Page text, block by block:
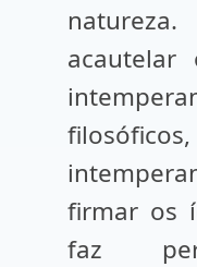
firmar os
faz